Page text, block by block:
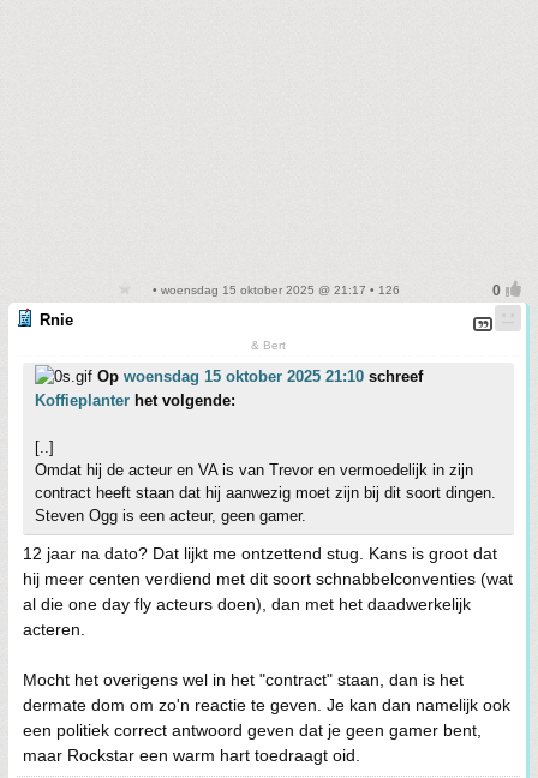
• woensdag 15 oktober 2025 @ 21:17 • 126
Rnie
& Bert
Op woensdag 15 oktober 2025 21:10 schreef
Koffieplanter het volgende:
[..]
Omdat hij de acteur en VA is van Trevor en vermoedelijk in zijn
contract heeft staan dat hij aanwezig moet zijn bij dit soort dingen.
Steven Ogg is een acteur, geen gamer.
12 jaar na dato? Dat lijkt me ontzettend stug. Kans is groot dat
hij meer centen verdiend met dit soort schnabbelconventies (wat
al die one day fly acteurs doen), dan met het daadwerkelijk
acteren.
Mocht het overigens wel in het "contract" staan, dan is het
dermate dom om zo'n reactie te geven. Je kan dan namelijk ook
een politiek correct antwoord geven dat je geen gamer bent,
maar Rockstar een warm hart toedraagt oid.